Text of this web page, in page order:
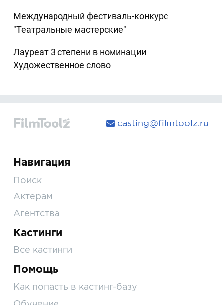
Международный фестиваль-конкурс
"Театральные мастерские"
Лауреат 3 степени в номинации
Художественное слово
casting@filmtoolz.ru
Навигация
Поиск
Актерам
Агентства
Кастинги
Все кастинги
Помощь
Как попасть в кастинг-базу
Обучение